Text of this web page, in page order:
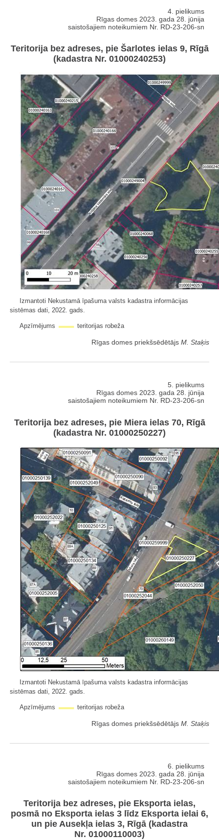
4. pielikums
Rīgas domes 2023. gada 28. jūnija
saistošajiem noteikumiem Nr. RD-23-206-sn
Teritorija bez adreses, pie Šarlotes ielas 9, Rīgā
(kadastra Nr. 01000240253)
Izmantoti Nekustamā īpašuma valsts kadastra informācijas
sistēmas dati, 2022. gads.
Apzīmējums teritorijas robeža
Rīgas domes priekšsēdētājs M. Staķis
5. pielikums
Rīgas domes 2023. gada 28. jūnija
saistošajiem noteikumiem Nr. RD-23-206-sn
Teritorija bez adreses, pie Miera ielas 70, Rīgā
(kadastra Nr. 01000250227)
Izmantoti Nekustamā īpašuma valsts kadastra informācijas
sistēmas dati, 2022. gads.
Apzīmējums teritorijas robeža
Rīgas domes priekšsēdētājs M. Staķis
6. pielikums
Rīgas domes 2023. gada 28. jūnija
saistošajiem noteikumiem Nr. RD-23-206-sn
Teritorija bez adreses, pie Eksporta ielas,
posmā no Eksporta ielas 3 līdz Eksporta ielai 6,
un pie Ausekļa ielas 3, Rīgā (kadastra
Nr. 01000110003)